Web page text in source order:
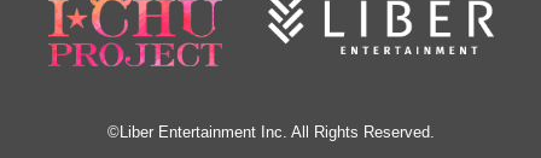
©Liber Entertainment Inc. All Rights Reserved.